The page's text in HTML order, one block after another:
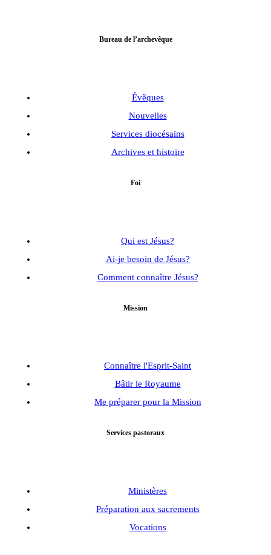
Bureau de l’archevêque
Évêques
Nouvelles
Services diocésains
Archives et histoire
Foi
Qui est Jésus?
Ai-je besoin de Jésus?
Comment connaître Jésus?
Mission
Connaître l'Esprit-Saint
Bâtir le Royaume
Me préparer pour la Mission
Services pastoraux
Ministères
Préparation aux sacrements
Vocations